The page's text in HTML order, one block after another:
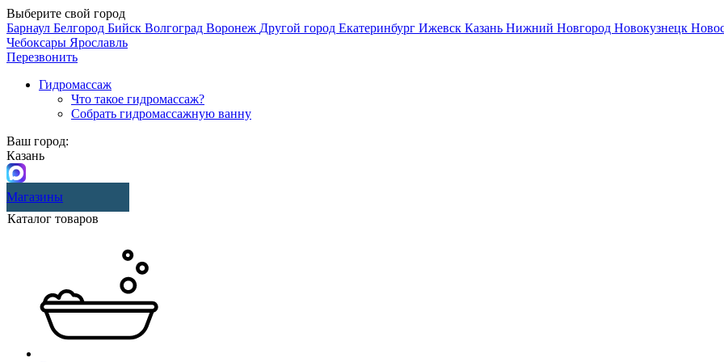
Выберите свой город
Барнаул Белгород Бийск Волгоград Воронеж Другой город Екатеринбург Ижевск Казань Нижний Новгород Новокузнецк
Чебоксары Ярославль
Перезвонить
Гидромассаж
Что такое гидромассаж?
Собрать гидромассажную ванну
Ваш город:
Казань
Магазины
Каталог товаров